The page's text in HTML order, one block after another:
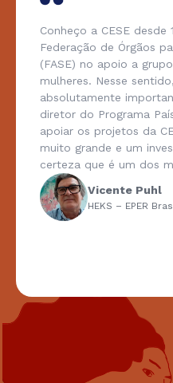
Conheço a CESE desde
Federação de Órgãos
(FASE) no apoio a
mulheres. Nesse
absolutamente
diretor do Programa
apoiar os projetos da
muito grande e um
certeza que é um dos
Vicente Puhl
HEKS – EPER